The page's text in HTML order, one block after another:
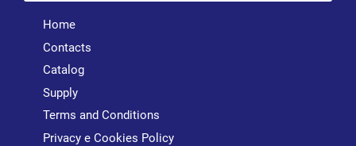
Home
Contacts
Catalog
Supply
Terms and Conditions
Privacy e Cookies Policy